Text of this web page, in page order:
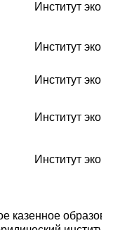
Институт
Институт
Институт
Институт
Институт
казенное